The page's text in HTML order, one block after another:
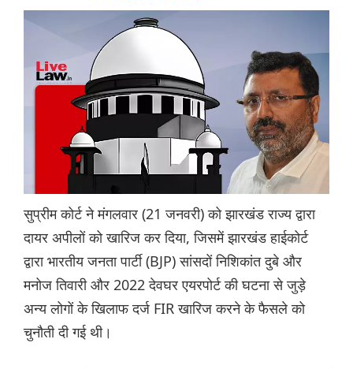
सुप्रीम कोर्ट ने मंगलवार (21 जनवरी) को झारखंड राज्य द्वारा
दायर अपीलों को खारिज कर दिया, जिसमें झारखंड हाईकोर्ट
द्वारा भारतीय जनता पार्टी (BJP) सांसदों निशिकांत दुबे और
मनोज तिवारी और 2022 देवघर एयरपोर्ट की घटना से जुड़े
अन्य लोगों के खिलाफ दर्ज FIR खारिज करने के फैसले को
चुनौती दी गई थी।